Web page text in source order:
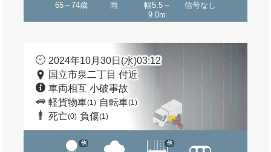
65～74歳 雨
幅5.5～
9.0m
信号なし
2024年10月30日(水)03:12
国立市泉二丁目 付近
車両相互 小破事故
軽貨物車(1) 自転車(1)
死亡(0) 負傷(1)
他 他